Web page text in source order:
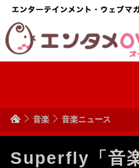
音楽 音楽ニュース
Superfly「音